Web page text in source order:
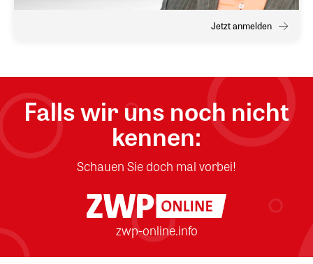
Jetzt anmelden
Falls wir uns noch nicht
kennen:
Schauen Sie doch mal vorbei!
zwp-online.info